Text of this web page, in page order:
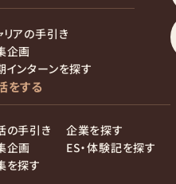
リアの手引き
企画
インターンを探す
をする
の手引き
企画
を探す
企業を探す
ES・体験記を探す